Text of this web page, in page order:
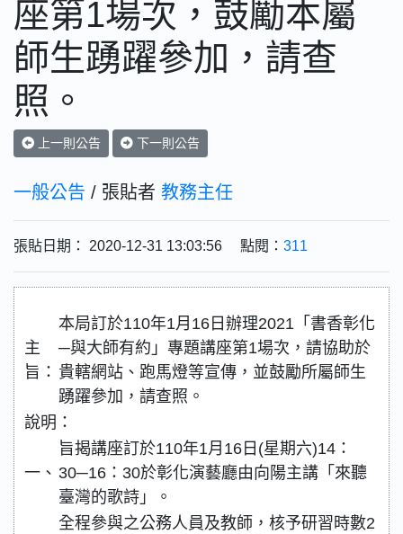
座第1場次，鼓勵本屬
師生踴躍參加，請查
照。
上一則公告 下一則公告
一般公告 / 張貼者 教務主任
張貼日期： 2020-12-31 13:03:56 點閱： 311
主
旨：
本局訂於110年1月16日辦理2021「書香彰化
─與大師有約」專題講座第1場次，請協助於
貴轄網站、跑馬燈等宣傳，並鼓勵所屬師生
踴躍參加，請查照。
說明：
一、
旨揭講座訂於110年1月16日(星期六)14：
30─16：30於彰化演藝廳由向陽主講「來聽
臺灣的歌詩」。
全程參與之公務人員及教師，核予研習時數2